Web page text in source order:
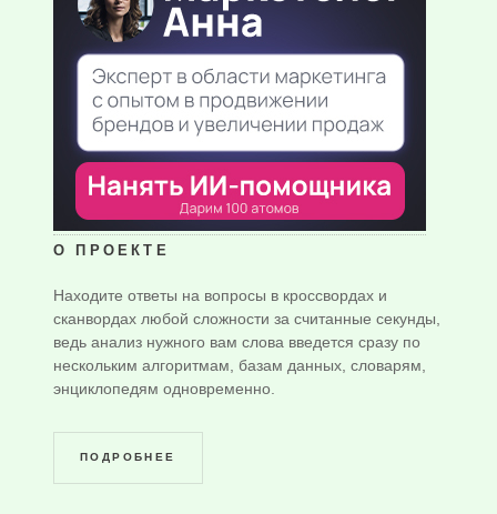
О ПРОЕКТЕ
Находите ответы на вопросы в кроссвордах и
сканвордах любой сложности за считанные секунды,
ведь анализ нужного вам слова введется сразу по
нескольким алгоритмам, базам данных, словарям,
энциклопедям одновременно.
ПОДРОБНЕЕ